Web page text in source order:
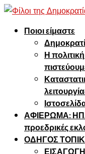
Ποιοι είμαστε
Η
ΑΦΙΕΡΩΜΑ:
προεδρικές
ΟΔΗΓΟΣ